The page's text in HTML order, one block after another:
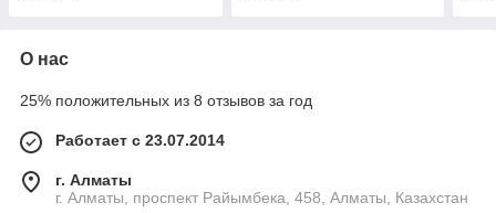
О нас
25% положительных из 8 отзывов за год
Работает с 23.07.2014
г. Алматы
г. Алматы, проспект Райымбека, 458, Алматы, Казахстан